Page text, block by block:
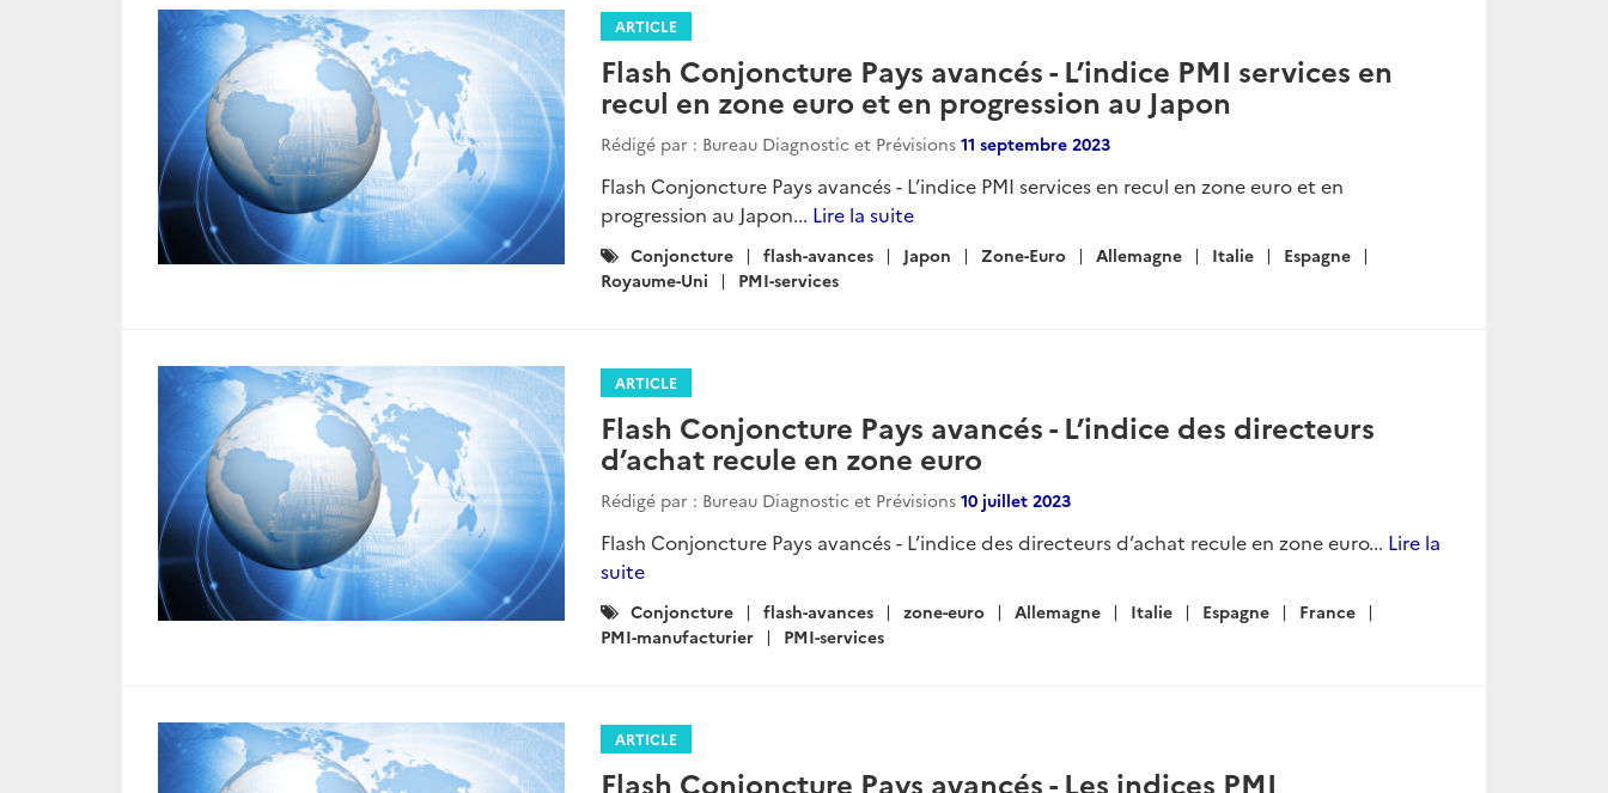
ARTICLE
Flash Conjoncture Pays avancés - L’indice PMI services en
recul en zone euro et en progression au Japon
Rédigé par : Bureau Diagnostic et Prévisions 11 septembre 2023
Flash Conjoncture Pays avancés - L’indice PMI services en recul en zone euro et en
progression au Japon... Lire la suite
Catégories
:
Conjoncture flash-avances Japon Zone-Euro Allemagne Italie
Espagne
Royaume-Uni
PMI-services
ARTICLE
Flash Conjoncture Pays avancés - L’indice des directeurs
d’achat recule en zone euro
Rédigé par : Bureau Diagnostic et Prévisions 10 juillet 2023
Flash Conjoncture Pays avancés - L’indice des directeurs d’achat recule en zone euro... Lire la
suite
Catégories
:
Conjoncture flash-avances zone-euro Allemagne Italie Espagne
France
PMI-manufacturier
PMI-services
ARTICLE
Flash Conjoncture Pays avancés - Les indices PMI